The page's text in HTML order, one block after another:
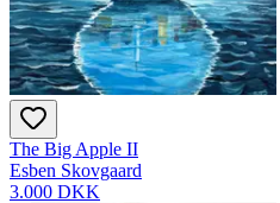
The Big Apple II
Esben Skovgaard
3.000 DKK